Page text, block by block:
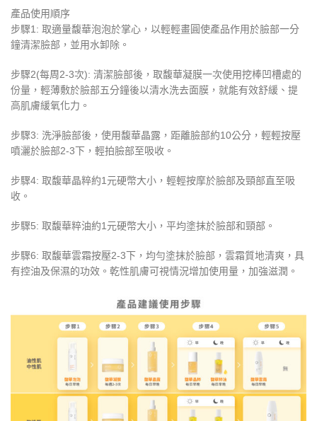
產品使用順序
步驟1: 取適量馥華泡泡於掌心，以輕輕畫圓使產品作用於臉部一分
鐘清潔臉部，並用水卸除。
步驟2(每周2-3次): 清潔臉部後，取馥華凝膜一次使用挖棒凹槽處的
份量，輕薄敷於臉部五分鐘後以清水洗去面膜，就能有效舒緩、提
高肌膚緩氧化力。
步驟3: 洗淨臉部後，使用馥華晶露，距離臉部約10公分，輕輕按壓
噴灑於臉部2-3下，輕拍臉部至吸收。
步驟4: 取馥華晶粹約1元硬幣大小，輕輕按摩於臉部及頸部直至吸
收。
步驟5: 取馥華粹油約1元硬幣大小，平均塗抹於臉部和頸部。
步驟6: 取馥華雲霜按壓2-3下，均勻塗抹於臉部，雲霜質地清爽，具
有控油及保濕的功效。乾性肌膚可視情況增加使用量，加強滋潤。